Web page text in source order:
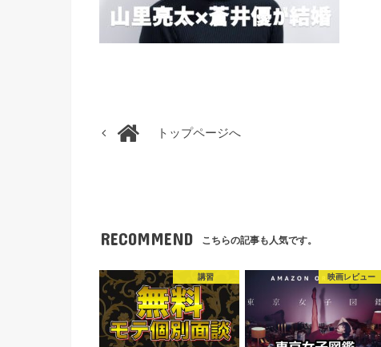
トップページへ
RECOMMEND こちらの記事も人気です。
講習 映画レビュー